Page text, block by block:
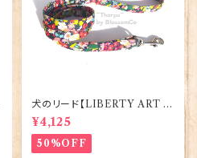
犬のリード【LIBERTY ART F
ABRIC=Thorpe】BlossomC
o 90294
¥4,125
50%OFF